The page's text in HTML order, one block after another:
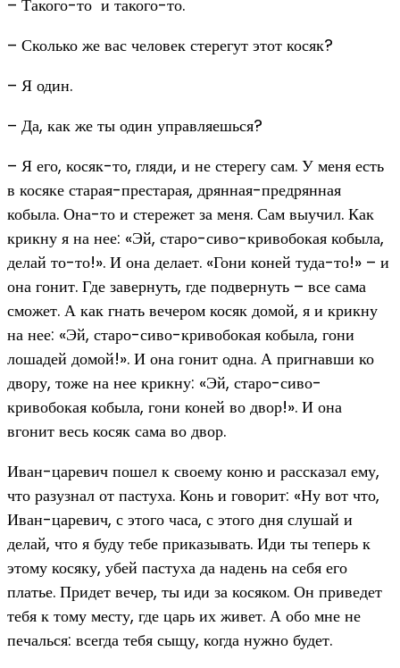
– Такого-то и такого-то.
– Сколько же вас человек стерегут этот косяк?
– Я один.
– Да, как же ты один управляешься?
– Я его, косяк-то, гляди, и не стерегу сам. У меня есть
в косяке старая-престарая, дрянная-предрянная
кобыла. Она-то и стережет за меня. Сам выучил. Как
крикну я на нее: «Эй, старо-сиво-кривобокая кобыла,
делай то-то!». И она делает. «Гони коней туда-то!» – и
она гонит. Где завернуть, где подвернуть – все сама
сможет. А как гнать вечером косяк домой, я и крикну
на нее: «Эй, старо-сиво-кривобокая кобыла, гони
лошадей домой!». И она гонит одна. А пригнавши ко
двору, тоже на нее крикну: «Эй, старо-сиво-
кривобокая кобыла, гони коней во двор!». И она
вгонит весь косяк сама во двор.
Иван-царевич пошел к своему коню и рассказал ему,
что разузнал от пастуха. Конь и говорит: «Ну вот что,
Иван-царевич, с этого часа, с этого дня слушай и
делай, что я буду тебе приказывать. Иди ты теперь к
этому косяку, убей пастуха да надень на себя его
платье. Придет вечер, ты иди за косяком. Он приведет
тебя к тому месту, где царь их живет. А обо мне не
печалься: всегда тебя сыщу, когда нужно будет.